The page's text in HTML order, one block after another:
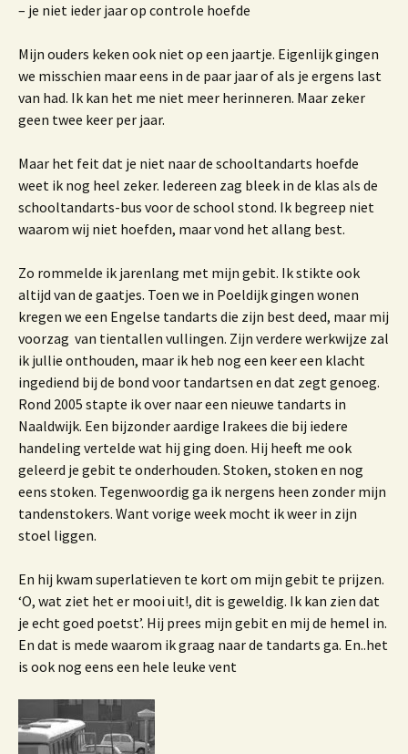
– je niet ieder jaar op controle hoefde
Mijn ouders keken ook niet op een jaartje. Eigenlijk gingen
we misschien maar eens in de paar jaar of als je ergens last
van had. Ik kan het me niet meer herinneren. Maar zeker
geen twee keer per jaar.
Maar het feit dat je niet naar de schooltandarts hoefde
weet ik nog heel zeker. Iedereen zag bleek in de klas als de
schooltandarts-bus voor de school stond. Ik begreep niet
waarom wij niet hoefden, maar vond het allang best.
Zo rommelde ik jarenlang met mijn gebit. Ik stikte ook
altijd van de gaatjes. Toen we in Poeldijk gingen wonen
kregen we een Engelse tandarts die zijn best deed, maar mij
voorzag van tientallen vullingen. Zijn verdere werkwijze zal
ik jullie onthouden, maar ik heb nog een keer een klacht
ingediend bij de bond voor tandartsen en dat zegt genoeg.
Rond 2005 stapte ik over naar een nieuwe tandarts in
Naaldwijk. Een bijzonder aardige Irakees die bij iedere
handeling vertelde wat hij ging doen. Hij heeft me ook
geleerd je gebit te onderhouden. Stoken, stoken en nog
eens stoken. Tegenwoordig ga ik nergens heen zonder mijn
tandenstokers. Want vorige week mocht ik weer in zijn
stoel liggen.
En hij kwam superlatieven te kort om mijn gebit te prijzen.
‘O, wat ziet het er mooi uit!, dit is geweldig. Ik kan zien dat
je echt goed poetst’. Hij prees mijn gebit en mij de hemel in.
En dat is mede waarom ik graag naar de tandarts ga. En..het
is ook nog eens een hele leuke vent